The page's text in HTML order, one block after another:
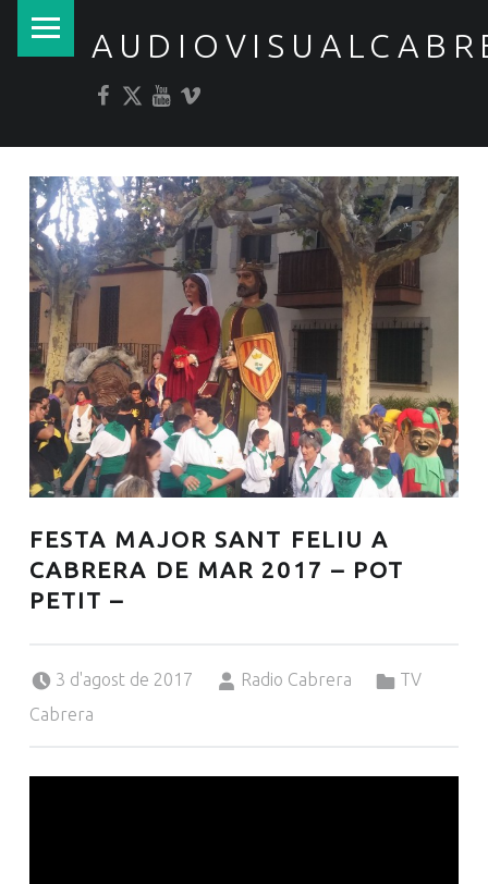
FESTA MAJOR SANT FELIU A
CABRERA DE MAR 2017 – POT
PETIT –
3 d'agost de 2017
Radio Cabrera
TV
Cabrera